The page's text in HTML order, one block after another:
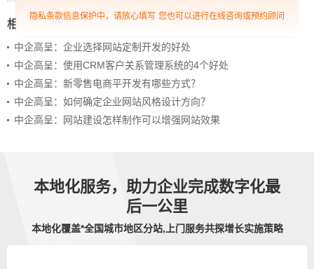
相关新闻
中企高呈：企业选择网站定制开发的好处
中企高呈：使用CRM客户关系管理系统的4个好处
中企高呈：新零售电商平开发有哪些方式？
中企高呈：如何确定企业网站风格设计方向？
中企高呈：网站建设怎样制作可以增强网站效果
本地化服务，助力企业完成数字化最
后一公里
本地化覆盖*全国城市地区分站,上门服务共探增长实施策略
隐私条款信息保护中，请放心填写 您也可以进行在线咨询或预约顾问